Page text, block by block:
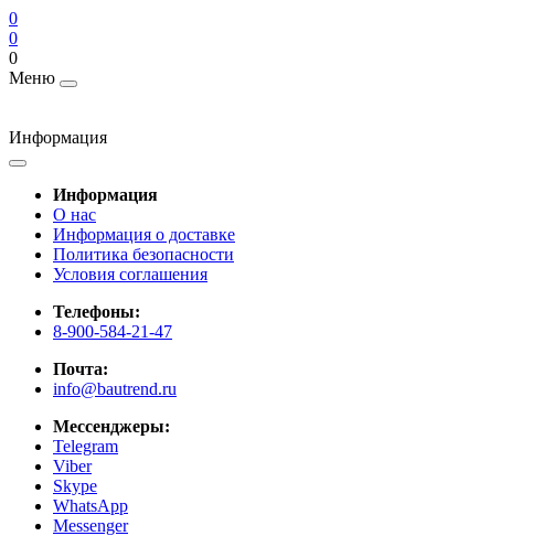
0
0
0
Меню
Информация
Информация
О нас
Информация о доставке
Политика безопасности
Условия соглашения
Телефоны:
8-900-584-21-47
Почта:
info@bautrend.ru
Мессенджеры:
Telegram
Viber
Skype
WhatsApp
Messenger